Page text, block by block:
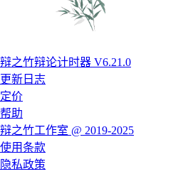
辩之竹辩论计时器 V6.21.0
更新日志
定价
帮助
辩之竹工作室 @ 2019-2025
使用条款
隐私政策